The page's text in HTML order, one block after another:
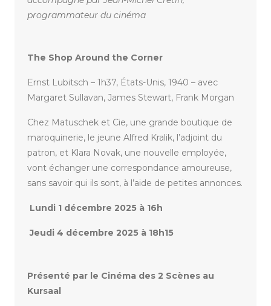
programmateur du cinéma
The Shop Around the Corner
Ernst Lubitsch – 1h37, États-Unis, 1940 – avec
Margaret Sullavan, James Stewart, Frank Morgan
Chez Matuschek et Cie, une grande boutique de
maroquinerie, le jeune Alfred Kralik, l’adjoint du
patron, et Klara Novak, une nouvelle employée,
vont échanger une correspondance amoureuse,
sans savoir qui ils sont, à l’aide de petites annonces.
Lundi 1 décembre 2025 à 16h
Jeudi 4 décembre 2025 à 18h15
Présenté par le Cinéma des 2 Scènes au
Kursaal